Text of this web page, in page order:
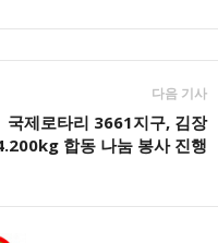
다음 기사
국제로타리 3661지구, 김장
합동 나눔 봉사 진행